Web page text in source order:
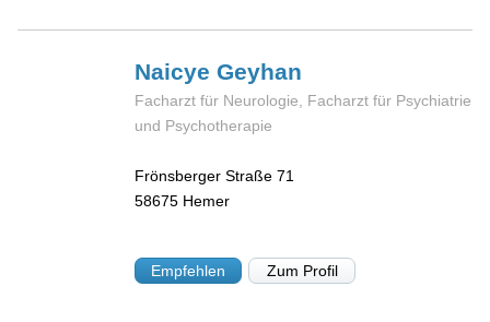
NaicyeGeyhan
Facharzt für Neurologie, Facharzt für Psychiatrie
und Psychotherapie
Frönsberger Straße 71
58675 Hemer
Empfehlen Zum Profil